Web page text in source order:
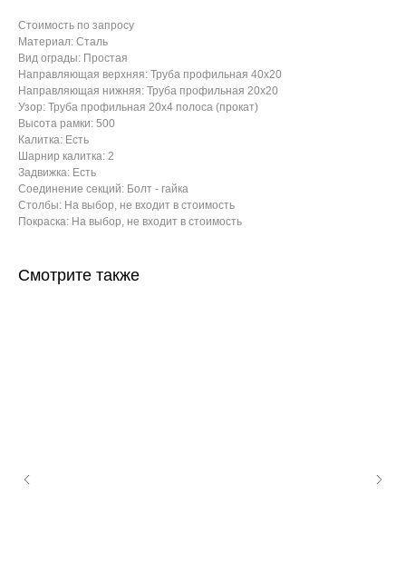
Стоимость по запросу
Материал: Сталь
Вид ограды: Простая
Направляющая верхняя: Труба профильная 40х20
Направляющая нижняя: Труба профильная 20х20
Узор: Труба профильная 20х4 полоса (прокат)
Высота рамки: 500
Калитка: Есть
Шарнир калитка: 2
Задвижка: Есть
Соединение секций: Болт - гайка
Столбы: На выбор, не входит в стоимость
Покраска: На выбор, не входит в стоимость
Смотрите также